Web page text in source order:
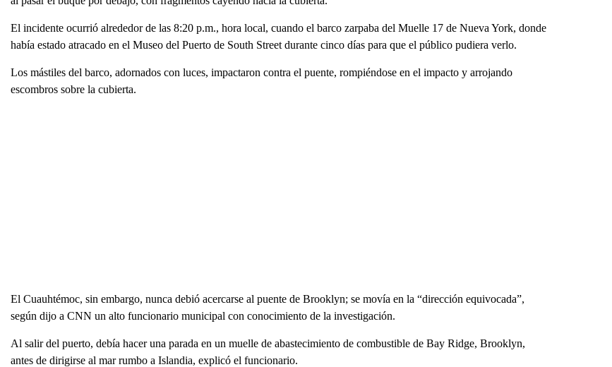
El incidente ocurrió alrededor de las 8:20 p.m., hora local, cuando el barco zarpaba del Muelle 17 de Nueva York, donde
había estado atracado en el Museo del Puerto de South Street durante cinco días para que el público pudiera verlo.
Los mástiles del barco, adornados con luces, impactaron contra el puente, rompiéndose en el impacto y arrojando
escombros sobre la cubierta.
El Cuauhtémoc, sin embargo, nunca debió acercarse al puente de Brooklyn; se movía en la “dirección equivocada”,
según dijo a CNN un alto funcionario municipal con conocimiento de la investigación.
Al salir del puerto, debía hacer una parada en un muelle de abastecimiento de combustible de Bay Ridge, Brooklyn,
antes de dirigirse al mar rumbo a Islandia, explicó el funcionario.